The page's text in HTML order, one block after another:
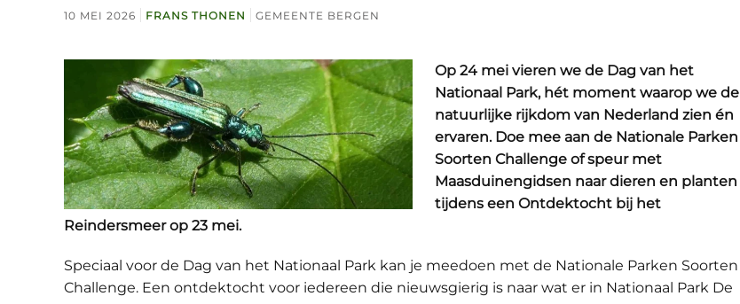
10 MEI 2026 FRANS THONEN GEMEENTE BERGEN
Op 24 mei vieren we de Dag van het
Nationaal Park, hét moment waarop we de
natuurlijke rijkdom van Nederland zien én
ervaren. Doe mee aan de Nationale Parken
Soorten Challenge of speur met
Maasduinengidsen naar dieren en planten
tijdens een Ontdektocht bij het
Reindersmeer op 23 mei.
Speciaal voor de Dag van het Nationaal Park kan je meedoen met de Nationale Parken Soorten
Challenge. Een ontdektocht voor iedereen die nieuwsgierig is naar wat er in Nationaal Park De